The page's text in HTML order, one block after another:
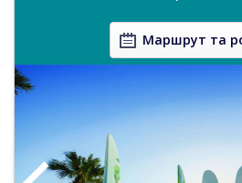
Маршрут та